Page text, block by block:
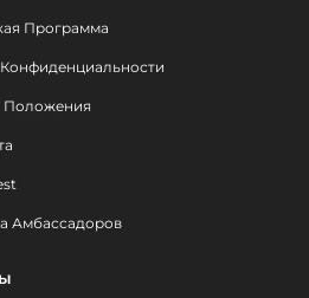
Программа
Положения
Амбассадоров